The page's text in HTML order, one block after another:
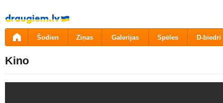
Pāriet
uz
saturu
Šodien Ziņas Galerijas Spēles D-biedri
Kino